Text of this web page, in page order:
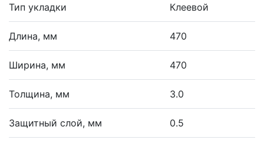
Тип укладки Клеевой
Длина, мм 470
Ширина, мм 470
Толщина, мм 3.0
Защитный слой, мм 0.5